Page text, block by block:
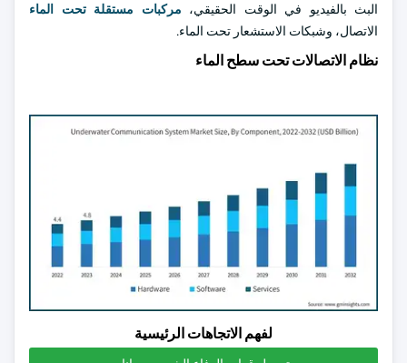
البث بالفيديو في الوقت الحقيقي، مركبات مستقلة تحت الماء
الاتصال، وشبكات الاستشعار تحت الماء.
نظام الاتصالات تحت سطح الماء
لفهم الاتجاهات الرئيسية